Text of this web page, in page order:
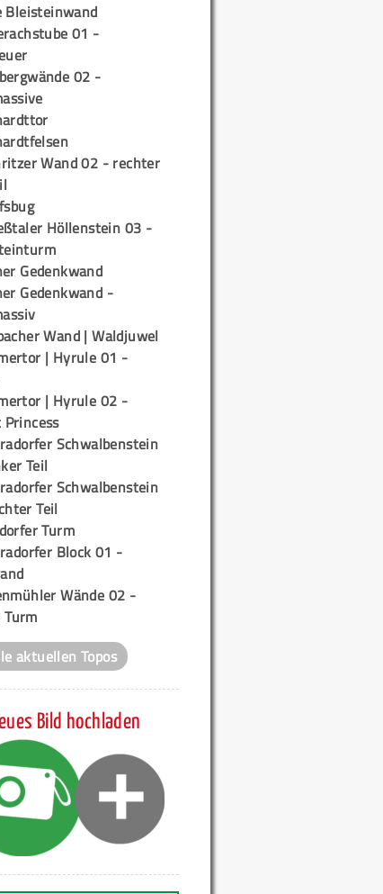
Bleisteinwand
01 -
02 -
Wand 02 - rechter
Höllenstein 03 -
Gedenkwand
Gedenkwand -
Wand | Waldjuwel
| Hyrule 01 -
| Hyrule 02 -
Schwalbenstein
Teil
Schwalbenstein
Teil
Turm
Block 01 -
Wände 02 -
aktuellen Topos
Bild hochladen